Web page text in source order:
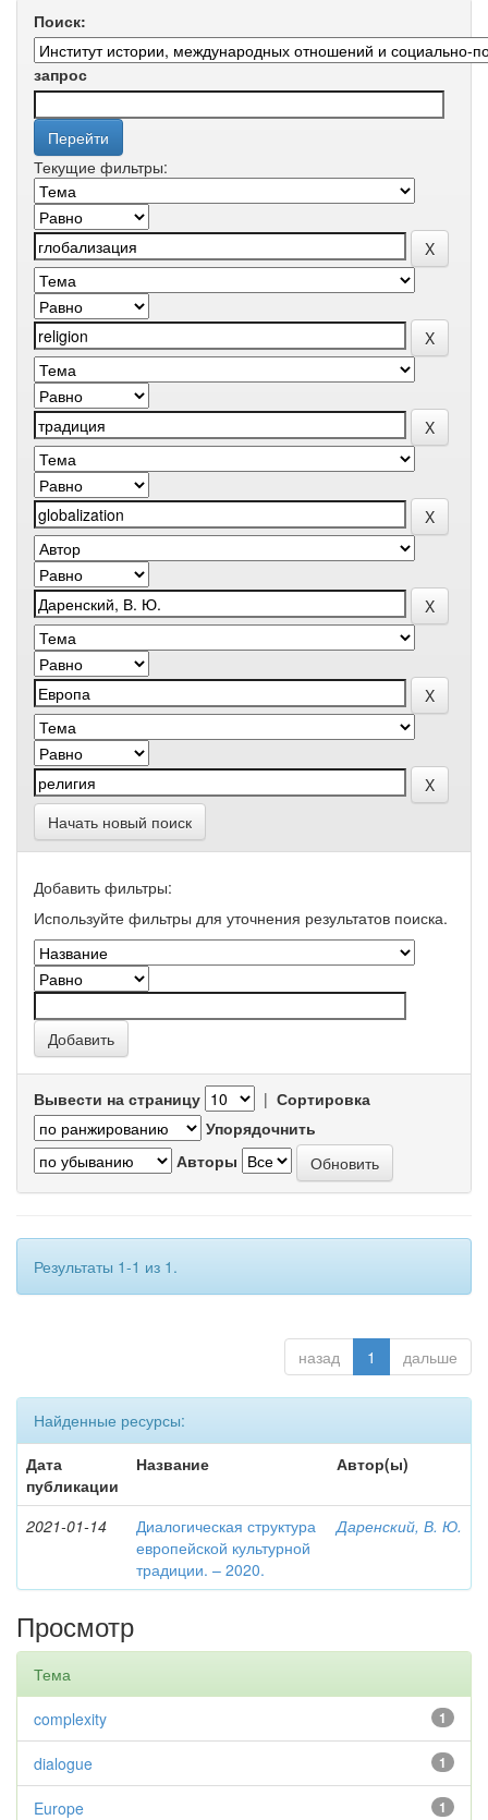
Поиск:
запрос
Текущие фильтры:
Начать новый поиск
Добавить фильтры:
Используйте фильтры для уточнения результатов поиска.
Вывести на страницу | Сортировка
Упорядочнить
Авторы
Результаты 1-1 из 1.
назад 1 дальше
Найденные ресурсы:
Дата
публикации
Название Автор(ы)
2021-01-14
Диалогическая структура
европейской культурной
традиции. – 2020.
Даренский, В. Ю.
Просмотр
Тема
1
complexity
1
dialogue
1
Europe